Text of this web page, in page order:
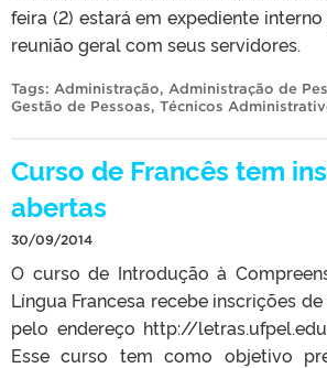
feira (2) estará em expediente
reunião geral com seus servidores.
Tags: Administração, Administração de
Gestão de Pessoas, Técnicos
Curso de Francês tem
abertas
30/09/2014
O curso de Introdução à
Língua Francesa recebe inscrições de
pelo endereço http://
Esse curso tem como objetivo